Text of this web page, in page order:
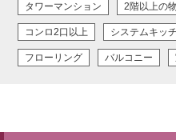
タワーマンション 2階以上の
コンロ2口以上 システムキッ
フローリング バルコニー